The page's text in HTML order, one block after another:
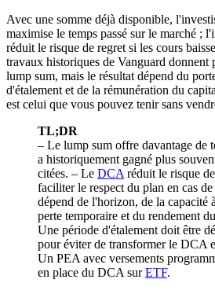
Avec une somme déjà disponible,
maximise le temps passé sur le marché ;
réduit le risque de regret si les cours
travaux historiques de Vanguard donnent
lump sum, mais le résultat dépend du
d'étalement et de la rémunération du
est celui que vous pouvez tenir sans
TL;DR
– Le lump sum offre davantage de
a historiquement gagné plus
citées. – Le DCA réduit le risque
faciliter le respect du plan en cas
dépend de l'horizon, de la capacité
perte temporaire et du rendement
Une période d'étalement doit être
pour éviter de transformer le DCA
Un PEA avec versements
en place du DCA surETF.